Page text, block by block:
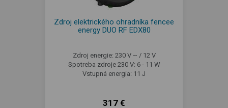
Zdroj elektrického ohradníka fencee
energy DUO RF EDX80
Zdroj energie: 230 V ~ / 12 V
Spotreba zdroje 230 V: 6 - 11 W
Vstupná energia: 11 J
317 €